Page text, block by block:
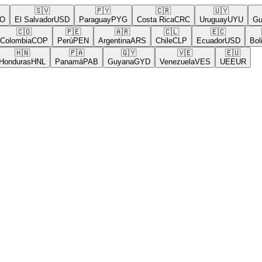
🇸🇻
El SalvadorUSD
🇵🇾
ParaguayPYG
🇨🇷
Costa RicaCRC
🇺🇾
UruguayUYU
🇨🇴
COP
🇵🇪
PerúPEN
🇦🇷
ArgentinaARS
🇨🇱
ChileCLP
🇪🇨
EcuadorUSD
Bolivia
🇭🇳
HNL
🇵🇦
PanamáPAB
🇬🇾
GuyanaGYD
🇻🇪
VenezuelaVES
🇪🇺
UE EUR